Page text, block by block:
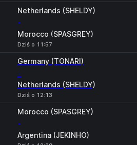
Netherlands (SHELDY)
-
Morocco (SPASGREY)
Dziś o 11:57
Germany (TONARI)
-
Netherlands (SHELDY)
Dziś o 12:13
Morocco (SPASGREY)
-
Argentina (JEKINHO)